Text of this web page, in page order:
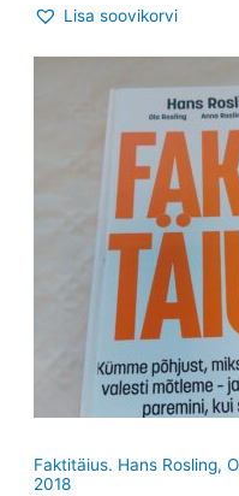
Lisa soovikorvi
Faktitäius. Hans Rosling,
2018